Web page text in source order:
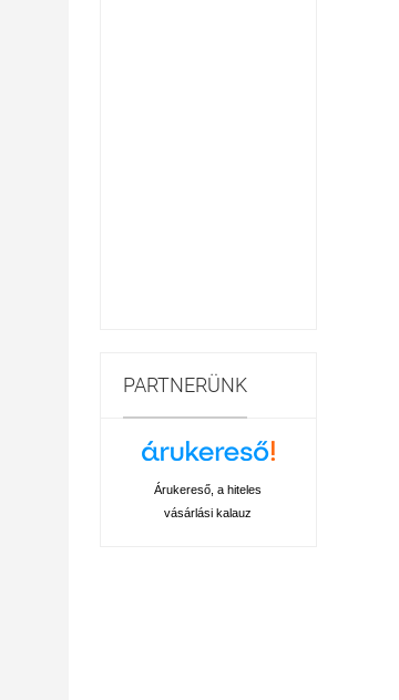
PARTNERÜNK
Árukereső, a hiteles
vásárlási kalauz